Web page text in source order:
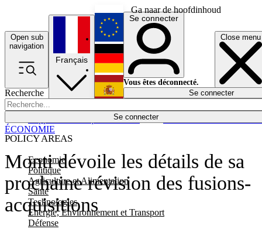
Ga naar de hoofdinhoud
Open sub
navigation
Close menu
Recherche
Se connecter
POLICY AREAS
Economie
Politique
Agriculture et Alimentation
Santé
Technologies
Energie, Environnement et Transport
Défense
Économie
Français
English
Deutsch
Español
Se connecter
Vous êtes déconnecté.
Se connecter
Monti dévoile les détails de sa
prochaine révision des fusions-
acquisitions
ÉCONOMIE